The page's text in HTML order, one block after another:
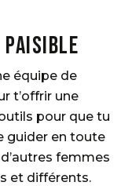
équipe de
t’offrir une
pour que tu
guider en toute
femmes
et différents.